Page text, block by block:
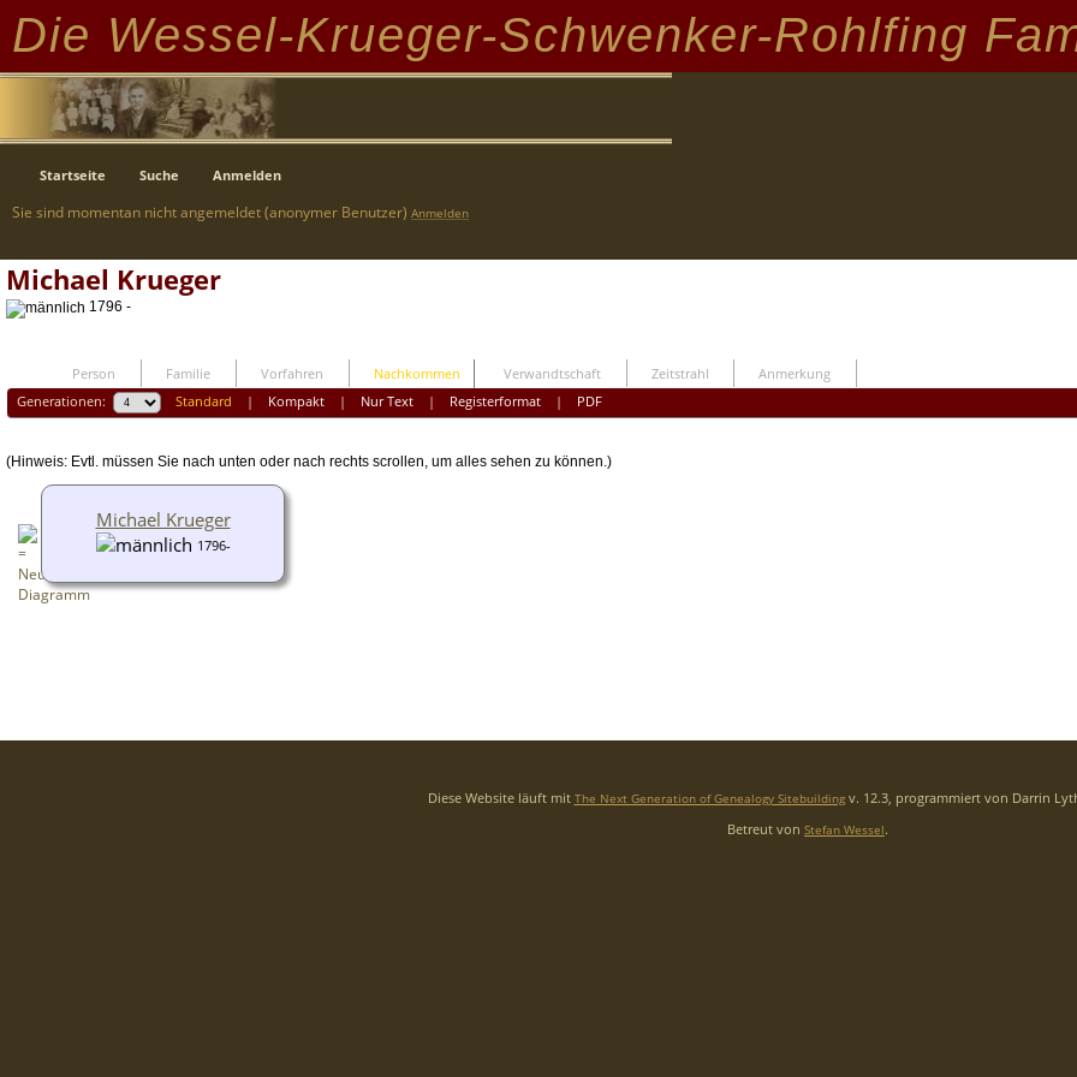
Die Wessel-Krueger-Schwenker-Rohlfing
Startseite Suche Anmelden
Sie sind momentan nicht angemeldet (anonymer Benutzer) Anmelden
Michael Krueger
1796 -
Person Familie Vorfahren Nachkommen Verwandtschaft Zeitstrahl
Anmerkung
Generationen:
Standard | Kompakt| Nur Text| Registerformat| PDF
(Hinweis: Evtl. müssen Sie nach unten oder nach rechts scrollen, um alles sehen zu können.)
Michael Krueger
1796-
Diese Website läuft mit The Next Generation of Genealogy Sitebuildingv. 12.3, programmiert von Darrin
Betreut von Stefan Wessel.